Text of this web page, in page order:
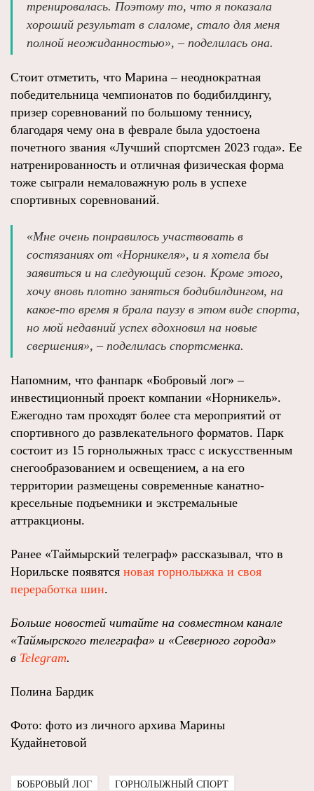
тренировалась. Поэтому то, что я показала
хороший результат в слаломе, стало для меня
полной неожиданностью», – поделилась она.
Стоит отметить, что Марина – неоднократная
победительница чемпионатов по бодибилдингу,
призер соревнований по большому теннису,
благодаря чему она в феврале была удостоена
почетного звания «Лучший спортсмен 2023 года». Ее
натренированность и отличная физическая форма
тоже сыграли немаловажную роль в успехе
спортивных соревнований.
«Мне очень понравилось участвовать в
состязаниях от «Норникеля», и я хотела бы
заявиться и на следующий сезон. Кроме этого,
хочу вновь плотно заняться бодибилдингом, на
какое-то время я брала паузу в этом виде спорта,
но мой недавний успех вдохновил на новые
свершения», – поделилась спортсменка.
Напомним, что фанпарк «Бобровый лог» –
инвестиционный проект компании «Норникель».
Ежегодно там проходят более ста мероприятий от
спортивного до развлекательного форматов. Парк
состоит из 15 горнолыжных трасс с искусственным
снегообразованием и освещением, а на его
территории размещены современные канатно-
кресельные подъемники и экстремальные
аттракционы.
Ранее «Таймырский телеграф» рассказывал, что в
Норильске появятся новая горнолыжка и своя
переработка шин.
Больше новостей читайте на совместном канале
«Таймырского телеграфа» и «Северного города»
в Telegram.
Полина Бардик
Фото: фото из личного архива Марины
Кудайнетовой
БОБРОВЫЙ ЛОГ ГОРНОЛЫЖНЫЙ СПОРТ